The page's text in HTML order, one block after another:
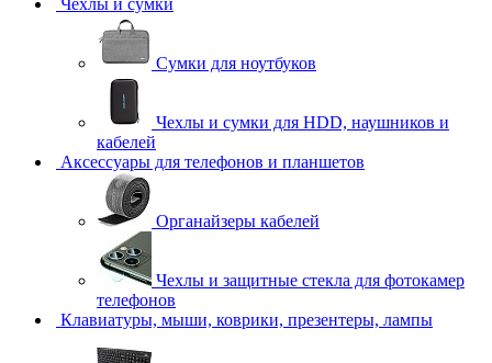
Чехлы и сумки
Сумки для ноутбуков
Чехлы и сумки для HDD, наушников и
кабелей
Аксессуары для телефонов и планшетов
Органайзеры кабелей
Чехлы и защитные стекла для фотокамер
телефонов
Клавиатуры, мыши, коврики, презентеры, лампы